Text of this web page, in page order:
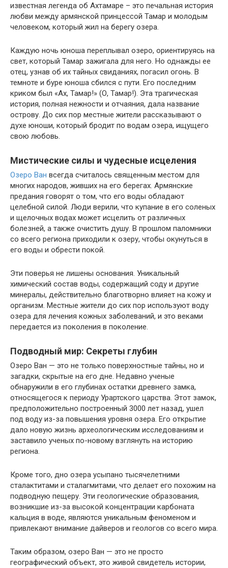
известная легенда об Ахтамаре – это печальная история
любви между армянской принцессой Тамар и молодым
человеком, который жил на берегу озера.
Каждую ночь юноша переплывал озеро, ориентируясь на
свет, который Тамар зажигала для него. Но однажды ее
отец, узнав об их тайных свиданиях, погасил огонь. В
темноте и буре юноша сбился с пути. Его последним
криком был «Ах, Тамар!» (О, Тамар!). Эта трагическая
история, полная нежности и отчаяния, дала название
острову. До сих пор местные жители рассказывают о
духе юноши, который бродит по водам озера, ищущего
свою любовь.
Мистические силы и чудесные исцеления
Озеро Ван всегда считалось священным местом для
многих народов, живших на его берегах. Армянские
предания говорят о том, что его воды обладают
целебной силой. Люди верили, что купание в его соленых
и щелочных водах может исцелить от различных
болезней, а также очистить душу. В прошлом паломники
со всего региона приходили к озеру, чтобы окунуться в
его воды и обрести покой.
Эти поверья не лишены основания. Уникальный
химический состав воды, содержащий соду и другие
минералы, действительно благотворно влияет на кожу и
организм. Местные жители до сих пор используют воду
озера для лечения кожных заболеваний, и это веками
передается из поколения в поколение.
Подводный мир: Секреты глубин
Озеро Ван — это не только поверхностные тайны, но и
загадки, скрытые на его дне. Недавно ученые
обнаружили в его глубинах остатки древнего замка,
относящегося к периоду Урартского царства. Этот замок,
предположительно построенный 3000 лет назад, ушел
под воду из-за повышения уровня озера. Его открытие
дало новую жизнь археологическим исследованиям и
заставило ученых по-новому взглянуть на историю
региона.
Кроме того, дно озера усыпано тысячелетними
сталактитами и сталагмитами, что делает его похожим на
подводную пещеру. Эти геологические образования,
возникшие из-за высокой концентрации карбоната
кальция в воде, являются уникальным феноменом и
привлекают внимание дайверов и геологов со всего мира.
Таким образом, озеро Ван — это не просто
географический объект, это живой свидетель истории,